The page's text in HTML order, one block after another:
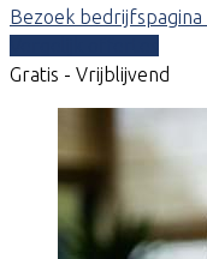
Bezoek bedrijfspagina
Gratis - Vrijblijvend